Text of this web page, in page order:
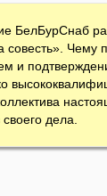
БелБурСнаб
совесть». Чему
и
дела.